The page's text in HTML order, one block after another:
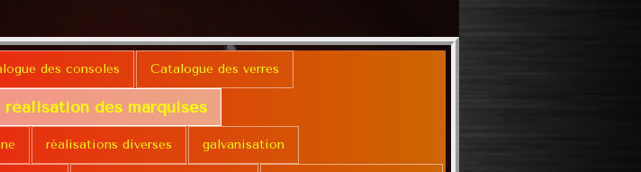
des consoles Catalogue des verres
réalisation des marquises
réalisations diverses galvanisation